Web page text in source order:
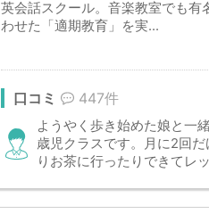
英会話スクール。音楽教室でも
わせた「適期教育」を実...
口コミ 447件
ようやく歩き始めた娘と一
歳児クラスです。月に2回
りお茶に行ったりできてレ